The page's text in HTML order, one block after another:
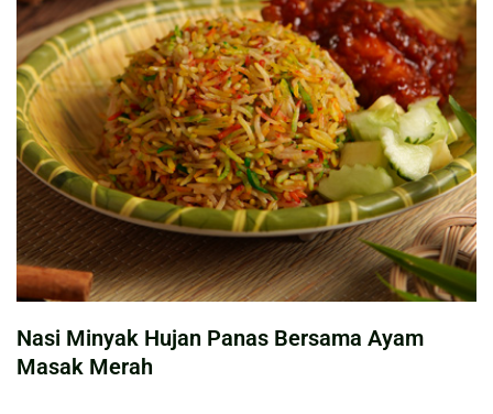
Nasi Minyak Hujan Panas Bersama Ayam
Masak Merah